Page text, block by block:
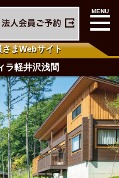
さまWebサイト
ラ軽井沢浅間